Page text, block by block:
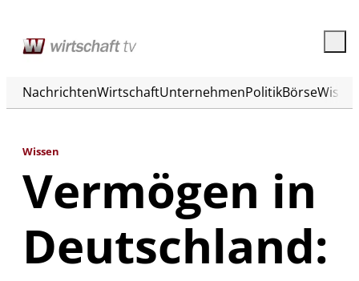
NachrichtenWirtschaftUnternehmenPolitikBörse
Wissen
Vermögen in
Deutschland: